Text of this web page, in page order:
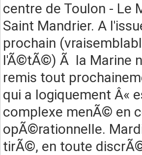
centre de Toulon - Le
Saint Mandrier. A
prochain
l'Ã©tÃ©) Ã la Marine
remis tout
qui a logiquement Â«
complexe menÃ© en
opÃ©rationnelle.
tirÃ©, en toute